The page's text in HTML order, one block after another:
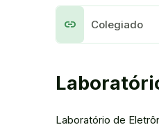
link Colegiado
Laboratório de